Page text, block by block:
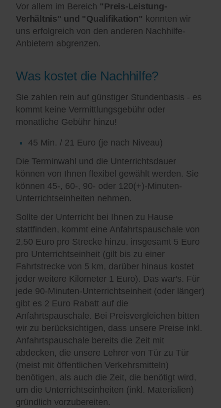
Vor allem im Bereich "Preis-Leistung-
Verhältnis" und "Qualifikation" konnten wir
uns erfolgreich von den anderen Nachhilfe-
Anbietern abgrenzen.
Was kostet die Nachhilfe?
Sie zahlen rein auf günstiger Stundenbasis - es
kommt keine Vermittlungsgebühr oder
monatliche Gebühr hinzu!
45 Min. / 21 Euro (je nach Niveau)
Die Terminwahl und die Unterrichtsdauer
können von Ihnen flexibel gewählt werden. Sie
können 45-, 60-, 90- oder 120(+)-Minuten-
Unterrichtseinheiten nehmen.
Sollte der Unterricht bei Ihnen zu Hause
stattfinden, kommt eine Anfahrtspauschale von
2,50 Euro pro Strecke hinzu, insgesamt 5 Euro
pro Unterrichtseinheit (gilt bis zu einer
Fahrtstrecke von 5 km, darüber hinaus kostet
jeder weitere Kilometer 1 Euro). Das war's. Für
jede 90-Minuten-Unterrichtseinheit (oder länger)
gibt es 2 Euro Rabatt auf die
Anfahrtspauschale. Bei Preisvergleichen bitten
wir zu berücksichtigen, dass unsere Preise inkl.
Anfahrtspauschale bereits die Zeit mit
abdecken, die unsere Lehrer von Tür zu Tür
(meist mit öffentlichen Verkehrsmitteln)
benötigen, als auch die Zeit, die benötigt wird,
um die Unterrichtseinheiten (inkl. Materialien)
gründlich vorzubereiten.